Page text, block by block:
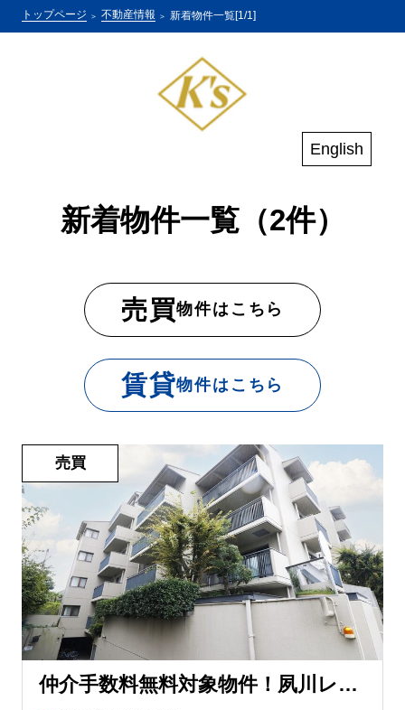
English
トップページ 不動産情報 新着物件一覧[1/1]
新着物件一覧（2件）
売買物件はこちら
賃貸物件はこちら
仲介手数料無料対象物件！夙川レックスマンション
売買